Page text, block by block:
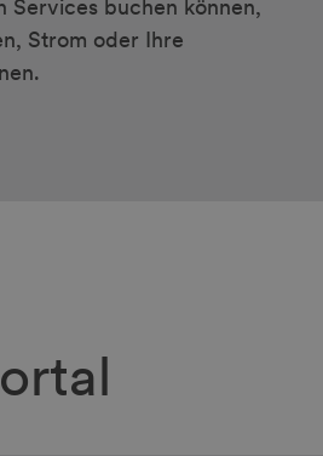
Services buchen können,
Strom oder Ihre